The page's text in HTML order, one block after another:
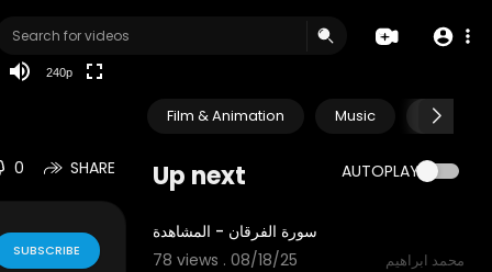
240p
Film & Animation Music Pets &
Up next AUTOPLAY
سورة الفرقان - المشاهدة
78 views . 08/18/25
محمد ابراهيم
0 SHARE
SUBSCRIBE